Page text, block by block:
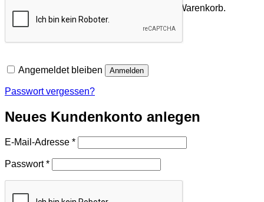
Es befinden sich keine Produkte im Warenkorb.
Zurück zum Shop
Angemeldet bleiben Anmelden
Passwort vergessen?
Neues Kundenkonto anlegen
E-Mail-Adresse *Erforderlich
Passwort*Erforderlich